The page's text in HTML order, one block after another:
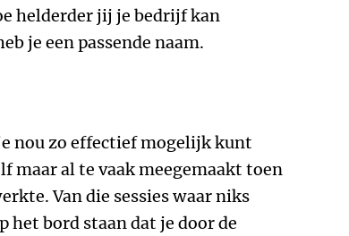
helderder jij je bedrijf kan
je een passende naam.
nou zo effectief mogelijk kunt
maar al te vaak meegemaakt toen
Van die sessies waar niks
het bord staan dat je door de